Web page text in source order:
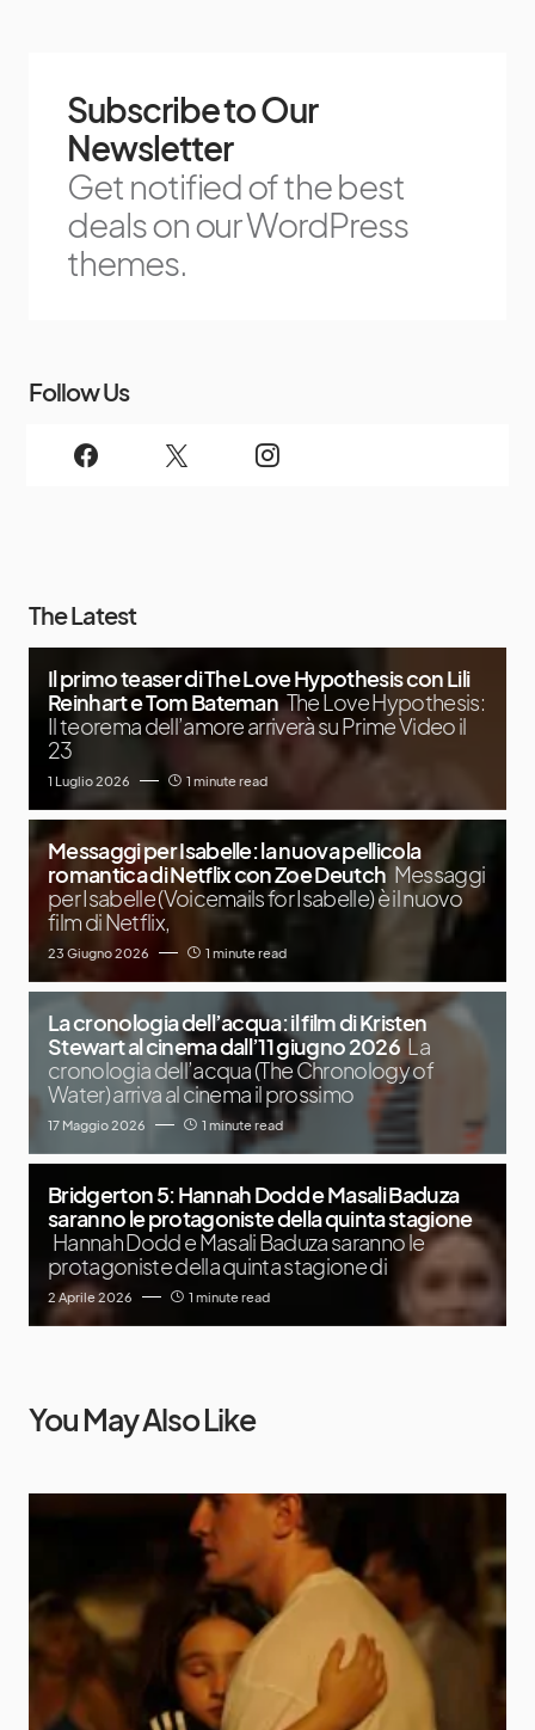
Subscribe to Our
Newsletter
Get notified of the best
deals on our WordPress
themes.
Follow Us
The Latest
Il primo teaser di The Love Hypothesis con Lili
Reinhart e Tom Bateman The Love Hypothesis:
Il teorema dell’amore arriverà su Prime Video il
23
1 Luglio 2026 1 minute read
Messaggi per Isabelle: la nuova pellicola
romantica di Netflix con Zoe Deutch Messaggi
per Isabelle (Voicemails for Isabelle) è il nuovo
film di Netflix,
23 Giugno 2026 1 minute read
La cronologia dell’acqua: il film di Kristen
Stewart al cinema dall’11 giugno 2026 La
cronologia dell’acqua (The Chronology of
Water) arriva al cinema il prossimo
17 Maggio 2026 1 minute read
Bridgerton 5: Hannah Dodd e Masali Baduza
saranno le protagoniste della quinta stagione
Hannah Dodd e Masali Baduza saranno le
protagoniste della quinta stagione di
2 Aprile 2026 1 minute read
You May Also Like